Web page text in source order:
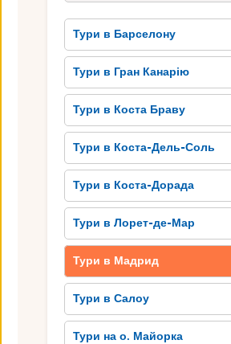
Тури в Барселону
Тури в Гран Канарію
Тури в Коста Браву
Тури в Коста-Дель-Соль
Тури в Коста-Дорада
Тури в Лорет-де-Мар
Тури в Мадрид
Тури в Салоу
Тури на о. Майорка